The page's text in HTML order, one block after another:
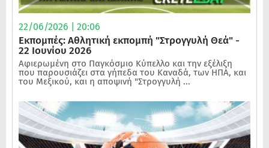
22/06/2026 | 20:06
Εκπομπές: Αθλητική εκπομπή "Στρογγυλή Θεά" -
22 Ιουνίου 2026
Αφιερωμένη στο Παγκόσμιο Κύπελλο και την εξέλιξη
που παρουσιάζει στα γήπεδα του Καναδά, των ΗΠΑ, και
του Μεξικού, και η αποψινή "Στρογγυλή ...